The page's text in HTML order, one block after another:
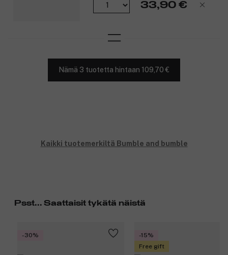
33,90 €
Nämä 3 tuotetta hintaan 109,70 €
Kaikki tuotemerkiltä Bumble and bumble
Psst... Saattaisit tykätä näistä
-30%
-15%
Free gift